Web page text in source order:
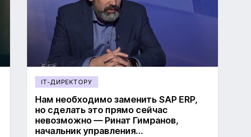
IT-ДИРЕКТОРУ
Нам необходимо заменить SAP ERP,
но сделать это прямо сейчас
невозможно — Ринат Гимранов,
начальник управления